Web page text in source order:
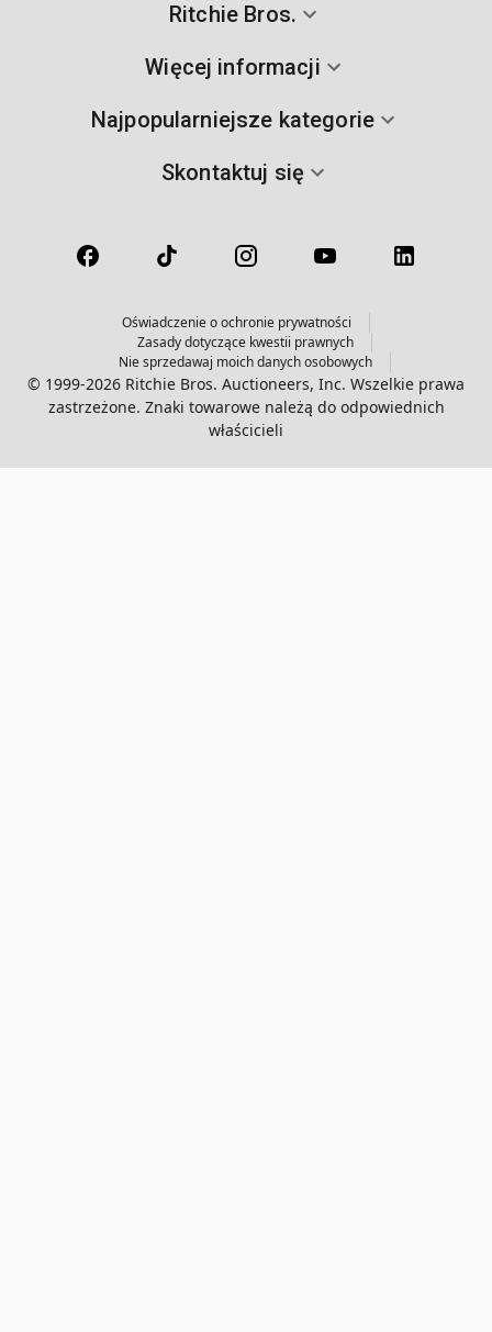
Ritchie Bros.
Więcej informacji
Najpopularniejsze kategorie
Skontaktuj się
Oświadczenie o ochronie prywatności
Zasady dotyczące kwestii prawnych
Nie sprzedawaj moich danych osobowych
© 1999-2026 Ritchie Bros. Auctioneers, Inc. Wszelkie prawa
zastrzeżone. Znaki towarowe należą do odpowiednich
właścicieli